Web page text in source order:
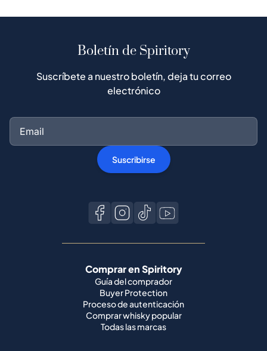
Boletín de Spiritory
Suscríbete a nuestro boletín, deja tu correo
electrónico
Suscribirse
Comprar en Spiritory
Guía del comprador
Buyer Protection
Proceso de autenticación
Comprar whisky popular
Todas las marcas